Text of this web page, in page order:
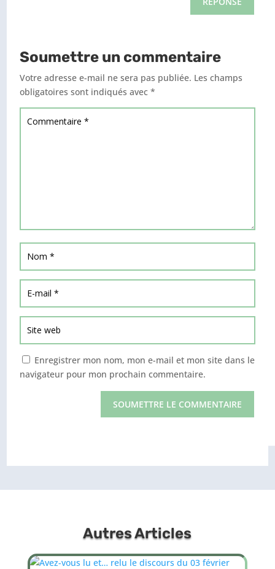
Soumettre un commentaire
Votre adresse e-mail ne sera pas publiée. Les champs
obligatoires sont indiqués avec*
Enregistrer mon nom, mon e-mail et mon site dans le
navigateur pour mon prochain commentaire.
SOUMETTRE LE COMMENTAIRE
Autres Articles